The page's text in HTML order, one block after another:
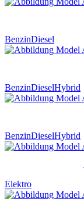
BenzinDiesel
BenzinDieselHybrid
BenzinDieselHybrid
Elektro